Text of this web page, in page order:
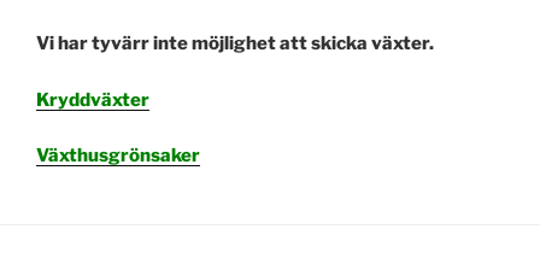
Vi har tyvärr inte möjlighet att skicka växter.
Kryddväxter
Växthusgrönsaker